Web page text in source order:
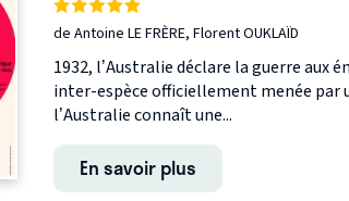
de Antoine LE FRÈRE, Florent OUKLAÏD
1932, l’Australie déclare la guerre aux
inter-espèce officiellement menée par
l’Australie connaît une...
En savoir plus